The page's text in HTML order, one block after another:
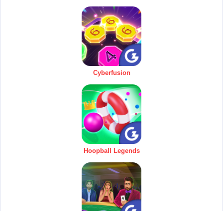
Cyberfusion
Hoopball Legends